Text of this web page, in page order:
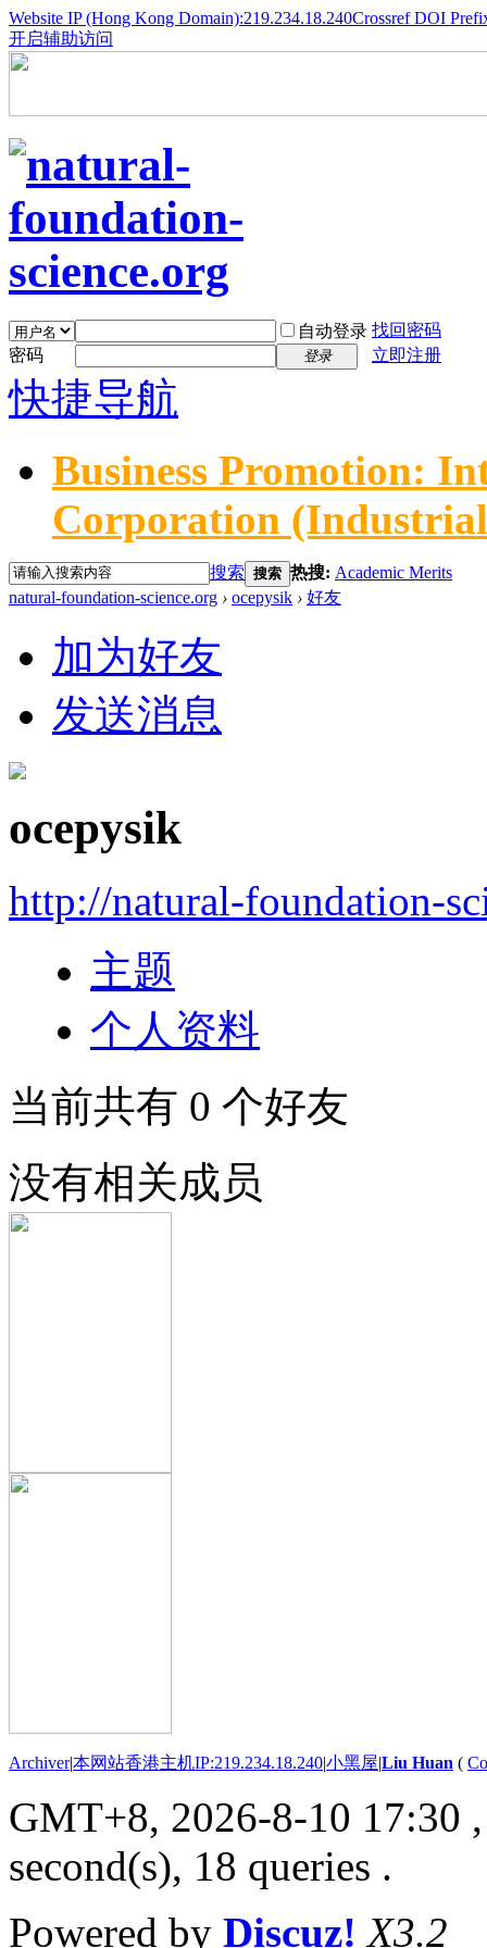
Website IP (Hong Kong Domain):219.234.18.240Crossref DOI
开启辅助访问
自动登录 找回密码
密码
登录 立即注册
快捷导航
Business Promotion:
Corporation
搜索 搜索 热搜: Academic Merits
natural-foundation-science.org › ocepysik › 好友
加为好友
发送消息
ocepysik
http://natural-foundation-
主题
个人资料
当前共有 0 个好友
没有相关成员
Archiver|本网站香港主机IP:219.234.18.240|小黑屋|Liu Huan (
GMT+8, 2026-8-10 17:30
second(s), 18 queries .
Powered by Discuz! X3.2